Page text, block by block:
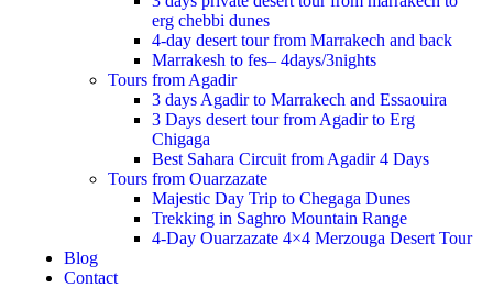
erg chebbi dunes
4-day desert tour from Marrakech and back
Marrakesh to fes– 4days/3nights
Tours from Agadir
3 days Agadir to Marrakech and Essaouira
3 Days desert tour from Agadir to Erg
Chigaga
Best Sahara Circuit from Agadir 4 Days
Tours from Ouarzazate
Majestic Day Trip to Chegaga Dunes
Trekking in Saghro Mountain Range
4-Day Ouarzazate 4×4 Merzouga Desert Tour
Blog
Contact